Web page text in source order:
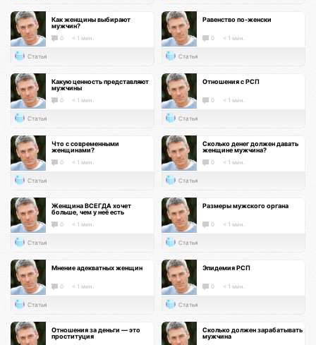
Как женщины выбирают
мужчин?
0 < 1 мин.
Статья
Равенство по-женски
0 < 1 мин.
Статья
Какую ценность представляют
мужчины
0 < 1 мин.
Статья
Отношения с РСП
0 < 1 мин.
Статья
Что с современными
женщинами?
0 < 1 мин.
Статья
Сколько денег должен давать
женщине мужчина?
0 < 1 мин.
Статья
Женщина ВСЕГДА хочет
больше, чем у неё есть
0 < 1 мин.
Статья
Размеры мужского органа
0 < 1 мин.
Статья
Мнение адекватных женщин
0 < 1 мин.
Статья
Эпидемия РСП
0 < 1 мин.
Статья
Отношения за деньги — это
проституция
Сколько должен зарабатывать
мужчина